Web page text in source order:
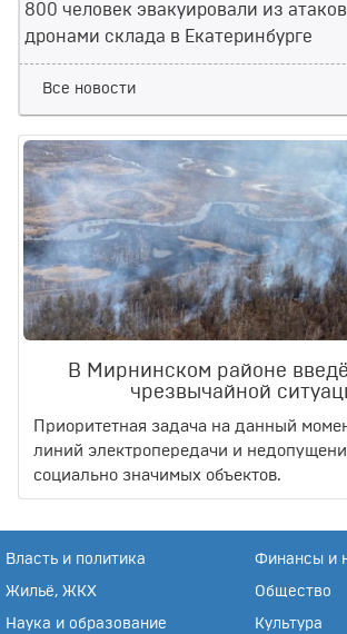
800 человек эвакуировали из
дронами склада в Екатеринбурге
Все новости
В Мирнинском районе
чрезвычайной
Приоритетная задача на данный
линий электропередачи и
социально значимых объектов.
Власть и политика Финансы и
Жильё, ЖКХ Общество
Наука и образование Культура